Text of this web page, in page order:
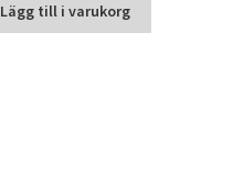
Lägg till i varukorg